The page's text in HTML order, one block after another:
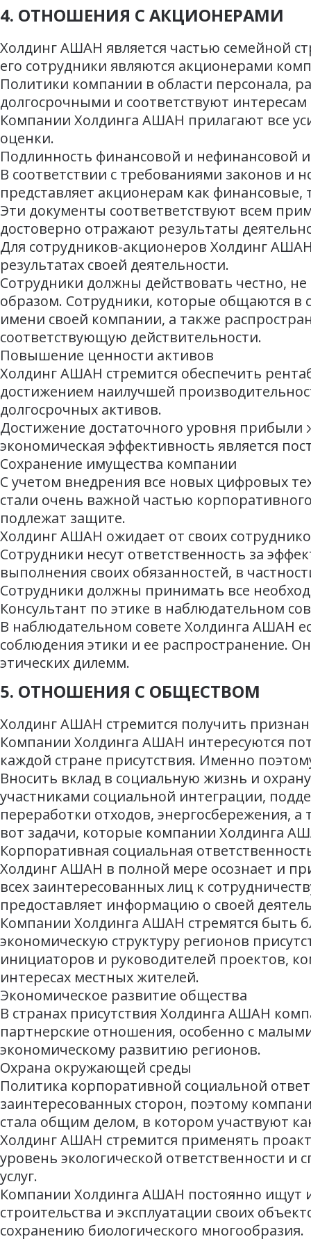
4. ОТНОШЕНИЯ С АКЦИОНЕРАМИ
Холдинг АШАН является частью семейной
его сотрудники являются акционерами
Политики компании в области персонала,
долгосрочными и соответствуют
Компании Холдинга АШАН прилагают все
оценки.
Подлинность финансовой и нефинансовой
В соответствии с требованиями законов и
представляет акционерам как
Эти документы соответветствуют всем
достоверно отражают результаты
Для сотрудников-акционеров Холдинг
результатах своей деятельности.
Сотрудники должны действовать честно,
образом. Сотрудники, которые общаются в
имени своей компании, а также
соответствующую действительности.
Повышение ценности активов
Холдинг АШАН стремится обеспечить
достижением наилучшей
долгосрочных активов.
Достижение достаточного уровня
экономическая эффективность является
Сохранение имущества компании
С учетом внедрения все новых цифровых
стали очень важной частью
подлежат защите.
Холдинг АШАН ожидает от своих
Сотрудники несут ответственность за
выполнения своих обязанностей, в
Сотрудники должны принимать все
Консультант по этике в наблюдательном
В наблюдательном совете Холдинга АШАН
соблюдения этики и ее распространение.
этических дилемм.
5. ОТНОШЕНИЯ С ОБЩЕСТВОМ
Холдинг АШАН стремится получить
Компании Холдинга АШАН интересуются
каждой стране присутствия. Именно
Вносить вклад в социальную жизнь и
участниками социальной интеграции,
переработки отходов, энергосбережения,
вот задачи, которые компании Холдинга
Корпоративная социальная
Холдинг АШАН в полной мере осознает и
всех заинтересованных лиц к
предоставляет информацию о своей
Компании Холдинга АШАН стремятся быть
экономическую структуру регионов
инициаторов и руководителей проектов,
интересах местных жителей.
Экономическое развитие общества
В странах присутствия Холдинга АШАН
партнерские отношения, особенно с
экономическому развитию регионов.
Охрана окружающей среды
Политика корпоративной социальной
заинтересованных сторон, поэтому
стала общим делом, в котором участвуют
Холдинг АШАН стремится применять
уровень экологической ответственности
услуг.
Компании Холдинга АШАН постоянно ищут
строительства и эксплуатации своих
сохранению биологического многообразия.